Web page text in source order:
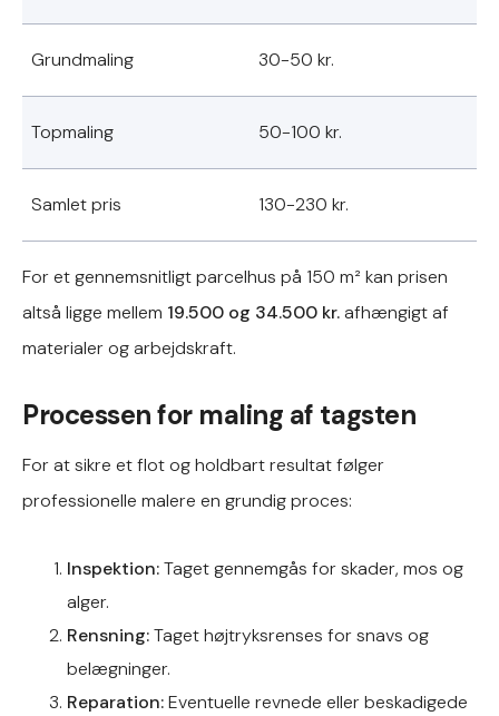
Grundmaling 30-50 kr.
Topmaling 50-100 kr.
Samlet pris 130-230 kr.
For et gennemsnitligt parcelhus på 150 m² kan prisen
altså ligge mellem 19.500 og 34.500 kr.afhængigt af
materialer og arbejdskraft.
Processen for maling af tagsten
For at sikre et flot og holdbart resultat følger
professionelle malere en grundig proces:
Inspektion:Taget gennemgås for skader, mos og
alger.
Rensning:Taget højtryksrenses for snavs og
belægninger.
Reparation:Eventuelle revnede eller beskadigede